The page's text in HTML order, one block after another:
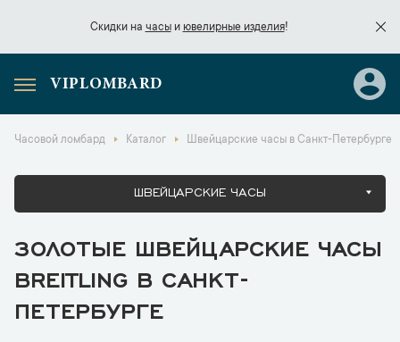
Скидки на часыи ювелирные изделия!
Скидки начасы
VIPLOMBARD
Часовой ломбард Каталог Швейцарские часы в Санкт-Петербурге
ШВЕЙЦАРСКИЕ ЧАСЫ
ЗОЛОТЫЕ ШВЕЙЦАРСКИЕ ЧАСЫ
BREITLING В САНКТ-
ПЕТЕРБУРГЕ